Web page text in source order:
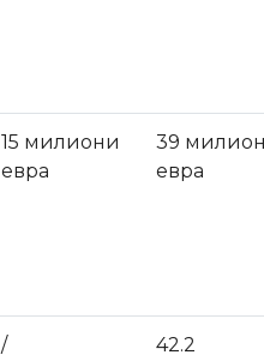
15 милиони
евра
39
евра
/
42.2